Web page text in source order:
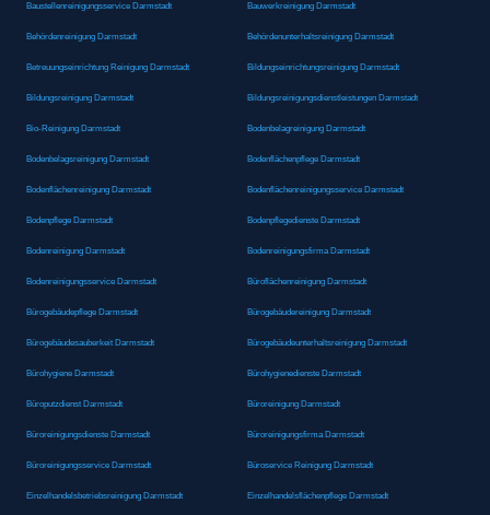
Baustellenreinigungsservice Darmstadt Bauwerkreinigung Darmstadt
Behördenreinigung Darmstadt Behördenunterhaltsreinigung Darmstadt
Betreuungseinrichtung Reinigung Darmstadt Bildungseinrichtungsreinigung Darmstadt
Bildungsreinigung Darmstadt Bildungsreinigungsdienstleistungen Darmstadt
Bio-Reinigung Darmstadt Bodenbelagreinigung Darmstadt
Bodenbelagsreinigung Darmstadt Bodenflächenpflege Darmstadt
Bodenflächenreinigung Darmstadt Bodenflächenreinigungsservice Darmstadt
Bodenpflege Darmstadt Bodenpflegedienste Darmstadt
Bodenreinigung Darmstadt Bodenreinigungsfirma Darmstadt
Bodenreinigungsservice Darmstadt Büroflächenreinigung Darmstadt
Bürogebäudepflege Darmstadt Bürogebäudereinigung Darmstadt
Bürogebäudesauberkeit Darmstadt Bürogebäudeunterhaltsreinigung Darmstadt
Bürohygiene Darmstadt Bürohygienedienste Darmstadt
Büroputzdienst Darmstadt Büroreinigung Darmstadt
Büroreinigungsdienste Darmstadt Büroreinigungsfirma Darmstadt
Büroreinigungsservice Darmstadt Büroservice Reinigung Darmstadt
Einzelhandelsbetriebsreinigung Darmstadt Einzelhandelsflächenpflege Darmstadt